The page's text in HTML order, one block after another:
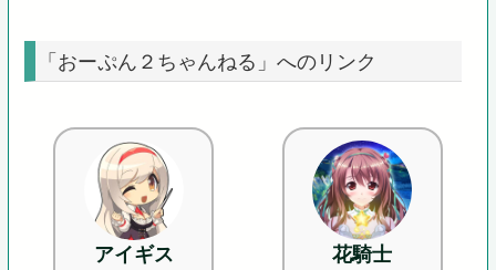
「おーぷん２ちゃんねる」へのリンク
アイギス
花騎士